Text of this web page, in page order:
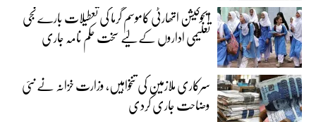
ایجوکیشن اتھارٹی کاموسمِ گرما کی تعطیلات بارے نجی
تعلیمی اداروں کے لیے سخت حکم نامہ جاری
سرکاری ملازمین کی تنخواہیں، وزارت خزانہ نے نئی
وضاحت جاری کردی